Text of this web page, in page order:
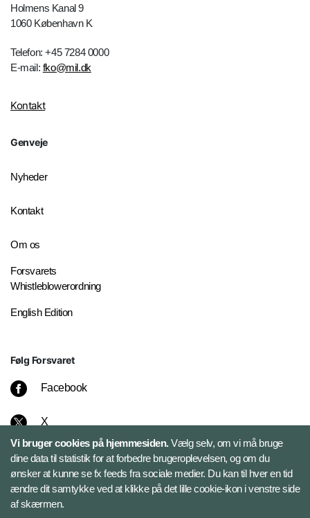
Holmens Kanal 9
1060 København K
Telefon: +45 7284 0000
E-mail: fko@mil.dk
Kontakt
Genveje
Nyheder
Kontakt
Om os
Forsvarets
Whistleblowerordning
English Edition
Følg Forsvaret
Facebook
X
Instagram
Bluesky
Vi bruger cookies på hjemmesiden.Vælg selv, om vi må bruge
dine data til statistik for at forbedre brugeroplevelsen, og om du
ønsker at kunne se fx feeds fra sociale medier. Du kan til hver en tid
ændre dit samtykke ved at klikke på det lille cookie-ikon i venstre side
af skærmen.